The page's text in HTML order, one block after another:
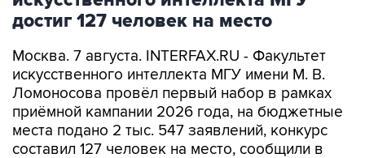
Москва. 7 августа. INTERFAX.RU - Факультет
Ломоносова провёл первый набор в рамках
приёмной кампании 2026 года, на бюджетные
места подано 2 тыс. 547 заявлений, конкурс
составил 127 человек на место, сообщили в
пресс-службе университета.